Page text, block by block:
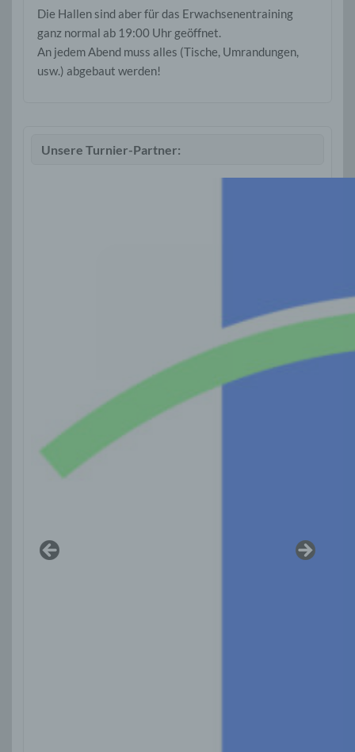
Die Hallen sind aber für das Erwachsenentraining
ganz normal ab 19:00 Uhr geöffnet.
An jedem Abend muss alles (Tische, Umrandungen,
usw.) abgebaut werden!
Unsere Turnier-Partner: